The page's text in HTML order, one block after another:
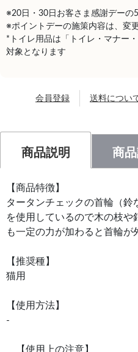
※20日・30日お客さま感謝デーの
※ポイントデーの施策内容は、変
*トイレ用品は「トイレ・マナー
対象となります
会員登録 送料につい
商品説明 商
【商品特徴】
タータンチェックの首輪（
を使用しているので木の枝や
も一定の力が加わると首輪が
【推奨種】
猫用
【使用方法】
-
【使用上の注意】